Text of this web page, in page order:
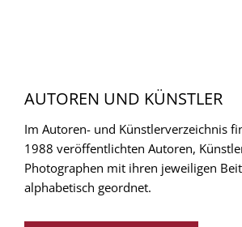
AUTOREN UND KÜNSTLER
Im Autoren- und Künstlerverzeichnis
1988 veröffentlichten Autoren,
Photographen mit ihren jeweiligen
alphabetisch geordnet.